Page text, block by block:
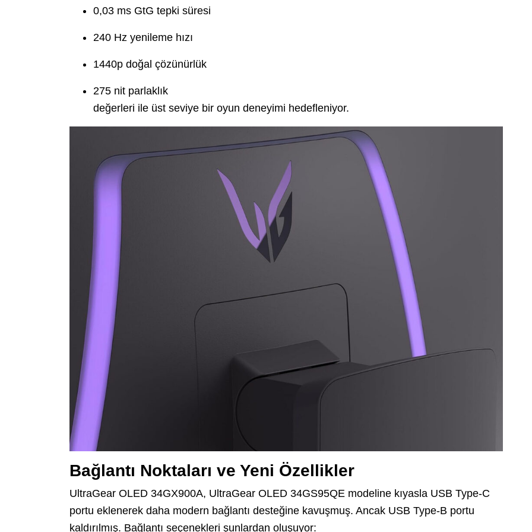
0,03 ms GtG tepki süresi
240 Hz yenileme hızı
1440p doğal çözünürlük
275 nit parlaklık
değerleri ile üst seviye bir oyun deneyimi hedefleniyor.
Bağlantı Noktaları ve Yeni Özellikler
UltraGear OLED 34GX900A, UltraGear OLED 34GS95QE modeline kıyasla USB Type-C
portu eklenerek daha modern bağlantı desteğine kavuşmuş. Ancak USB Type-B portu
kaldırılmış. Bağlantı seçenekleri şunlardan oluşuyor: